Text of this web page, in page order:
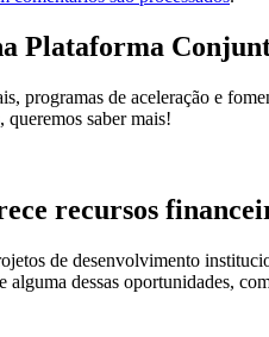
Plataforma
programas de aceleração e
saber mais!
recursos
de desenvolvimento
dessas oportunidades,